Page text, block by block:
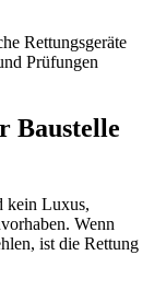
Rettungsgeräte
Prüfungen
Baustelle
kein Luxus,
Wenn
ist die Rettung